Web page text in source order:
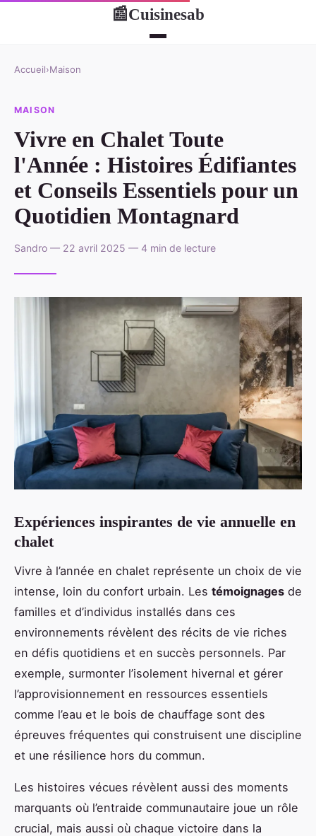
📰Cuisinesab
Accueil›Maison
MAISON
Vivre en Chalet Toute
l'Année : Histoires Édifiantes
et Conseils Essentiels pour un
Quotidien Montagnard
Sandro — 22 avril 2025 — 4 min de lecture
Expériences inspirantes de vie annuelle en
chalet
Vivre à l’année en chalet représente un choix de vie
intense, loin du confort urbain. Les témoignages de
familles et d’individus installés dans ces
environnements révèlent des récits de vie riches
en défis quotidiens et en succès personnels. Par
exemple, surmonter l’isolement hivernal et gérer
l’approvisionnement en ressources essentiels
comme l’eau et le bois de chauffage sont des
épreuves fréquentes qui construisent une discipline
et une résilience hors du commun.
Les histoires vécues révèlent aussi des moments
marquants où l’entraide communautaire joue un rôle
crucial, mais aussi où chaque victoire dans la